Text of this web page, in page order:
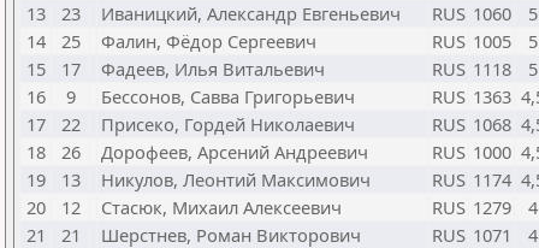
13
23 Иваницкий, Александр Евгеньевич RUS 1060
5
14
25 Фалин, Фёдор Сергеевич RUS 1005
5
15
17 Фадеев, Илья Витальевич RUS 1118
5
16
9 Бессонов, Савва Григорьевич RUS 1363
17
22 Присеко, Гордей Николаевич RUS 1068
18
26 Дорофеев, Арсений Андреевич RUS 1000
19
13 Никулов, Леонтий Максимович RUS 1174
20
12 Стасюк, Михаил Алексеевич RUS 1279
4
21
21 Шерстнев, Роман Викторович RUS 1071
4